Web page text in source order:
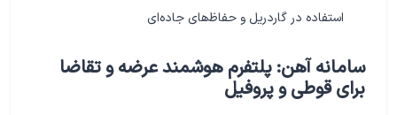
استفاده در گاردریل و حفاظ‌های جاده‌ای
سامانه آهن: پلتفرم هوشمند عرضه و تقاضا
برای قوطی و پروفیل